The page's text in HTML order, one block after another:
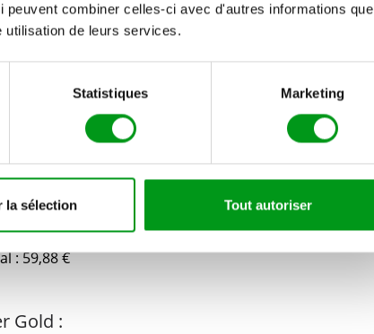
combiner celles-ci avec d'autres informations que
de leurs services.
Statistiques Marketing
la sélection Tout autoriser
7,66 €
: 4,99 €
: 59,88 €
Gold :